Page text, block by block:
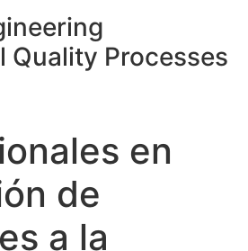
Quality Processes
en
de
a la